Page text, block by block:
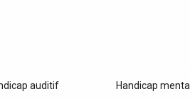
auditif Handicap mental